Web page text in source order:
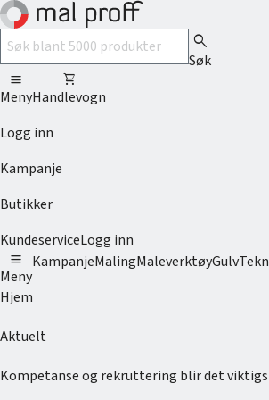
search
Søk
menu
Meny
shopping_cart
Handlevogn
Logg inn
Kampanje
Butikker
KundeserviceLogg inn
menu
Meny
KampanjeMalingMaleverktøyGulv
Hjem
Aktuelt
Kompetanse og rekruttering blir det